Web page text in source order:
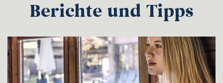
Berichte und Tipps